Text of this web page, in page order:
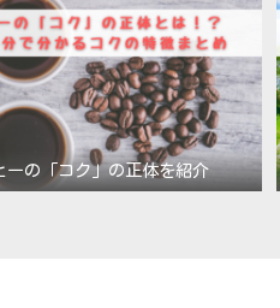
ーの「コク」の正体を紹介